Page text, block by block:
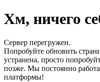
Хм, ничего
Сервер перегружен.
Попробуйте обновить
устранена, просто
позже. Мы постоянно
платформы!